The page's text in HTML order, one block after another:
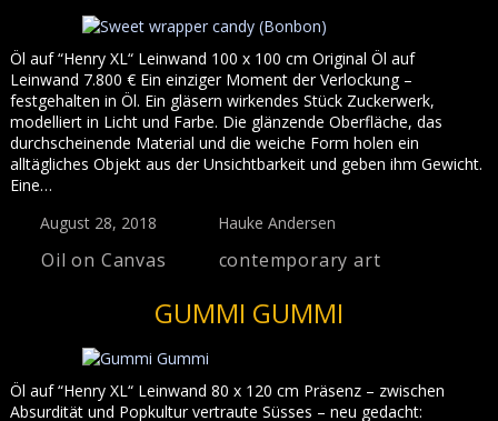
Öl auf “Henry XL“ Leinwand 100 x 100 cm Original Öl auf
Leinwand 7.800 € Ein einziger Moment der Verlockung –
festgehalten in Öl. Ein gläsern wirkendes Stück Zuckerwerk,
modelliert in Licht und Farbe. Die glänzende Oberfläche, das
durchscheinende Material und die weiche Form holen ein
alltägliches Objekt aus der Unsichtbarkeit und geben ihm Gewicht.
Eine…
August 28, 2018
Hauke Andersen
Oil on Canvas contemporary art
GUMMI GUMMI
Öl auf “Henry XL“ Leinwand 80 x 120 cm Präsenz – zwischen
Absurdität und Popkultur vertraute Süsses – neu gedacht: